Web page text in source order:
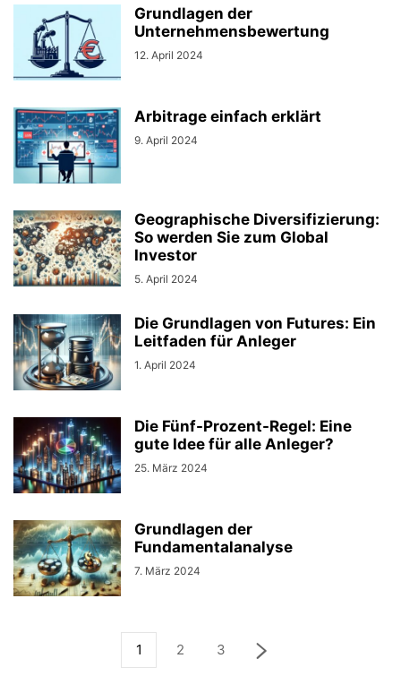
Grundlagen der
Unternehmensbewertung
12. April 2024
Arbitrage einfach erklärt
9. April 2024
Geographische Diversifizierung:
So werden Sie zum Global
Investor
5. April 2024
Die Grundlagen von Futures: Ein
Leitfaden für Anleger
1. April 2024
Die Fünf-Prozent-Regel: Eine
gute Idee für alle Anleger?
25. März 2024
Grundlagen der
Fundamentalanalyse
7. März 2024
1 2 3